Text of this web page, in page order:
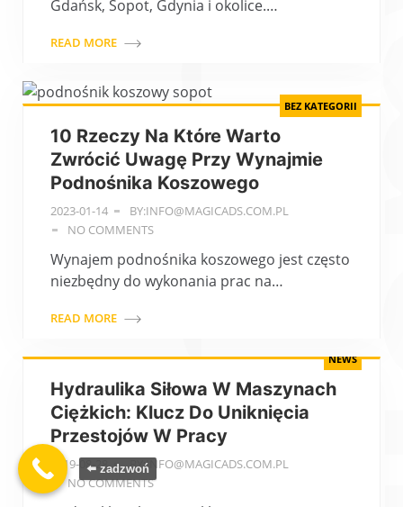
Gdańsk, Sopot, Gdynia i okolice.…
READ MORE
BEZ KATEGORII
10 Rzeczy Na Które Warto
Zwrócić Uwagę Przy Wynajmie
Podnośnika Koszowego
2023-01-14
BY:INFO@MAGICADS.COM.PL
NO COMMENTS
Wynajem podnośnika koszowego jest często
niezbędny do wykonania prac na…
READ MORE
NEWS
Hydraulika Siłowa W Maszynach
Ciężkich: Klucz Do Uniknięcia
Przestojów W Pracy
2019-08-28
BY:INFO@MAGICADS.COM.PL
NO COMMENTS
⬅️ zadzwoń